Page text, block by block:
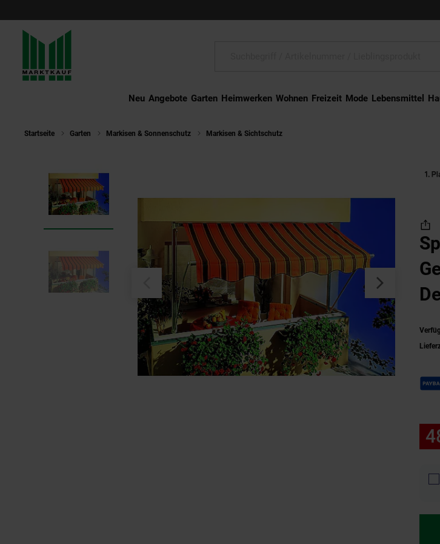
Neu Angebote Garten Heimwerken Wohnen Freizeit Mode Lebensmittel
Startseite Garten Markisen & Sonnenschutz Markisen & Sichtschutz